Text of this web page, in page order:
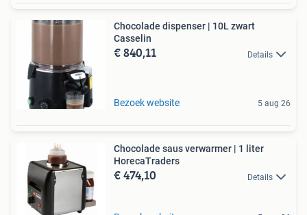
Chocolade dispenser | 10L zwart
Casselin
€ 840,11 Details
Bezoek website 5 aug 26
Chocolade saus verwarmer | 1 liter
HorecaTraders
€ 474,10 Details